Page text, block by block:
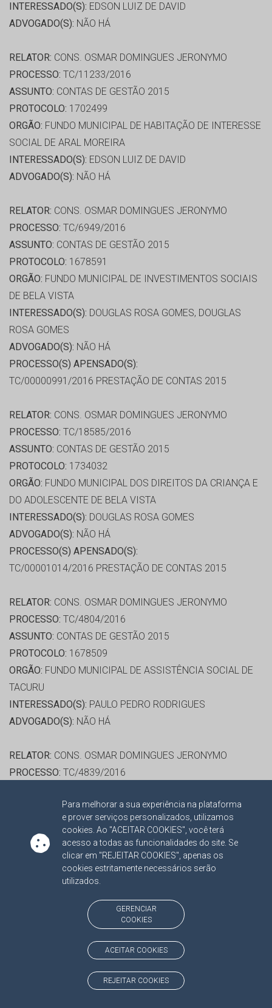
Para melhorar a sua experiência na plataforma
e prover serviços personalizados, utilizamos
cookies. Ao "ACEITAR COOKIES", você terá
acesso a todas as funcionalidades do site. Se
clicar em "REJEITAR COOKIES", apenas os
cookies estritamente necessários serão
utilizados.
GERENCIAR
COOKIES
ACEITAR COOKIES
REJEITAR COOKIES
INTERESSADO(S): EDSON LUIZ DE DAVID
ADVOGADO(S): NÃO HÁ
RELATOR: CONS. OSMAR DOMINGUES JERONYMO
PROCESSO: TC/11233/2016
ASSUNTO: CONTAS DE GESTÃO 2015
PROTOCOLO: 1702499
ORGÃO: FUNDO MUNICIPAL DE HABITAÇÃO DE INTERESSE
SOCIAL DE ARAL MOREIRA
INTERESSADO(S): EDSON LUIZ DE DAVID
ADVOGADO(S): NÃO HÁ
RELATOR: CONS. OSMAR DOMINGUES JERONYMO
PROCESSO: TC/6949/2016
ASSUNTO: CONTAS DE GESTÃO 2015
PROTOCOLO: 1678591
ORGÃO: FUNDO MUNICIPAL DE INVESTIMENTOS SOCIAIS
DE BELA VISTA
INTERESSADO(S): DOUGLAS ROSA GOMES, DOUGLAS
ROSA GOMES
ADVOGADO(S): NÃO HÁ
PROCESSO(S) APENSADO(S):
TC/00000991/2016 PRESTAÇÃO DE CONTAS 2015
RELATOR: CONS. OSMAR DOMINGUES JERONYMO
PROCESSO: TC/18585/2016
ASSUNTO: CONTAS DE GESTÃO 2015
PROTOCOLO: 1734032
ORGÃO: FUNDO MUNICIPAL DOS DIREITOS DA CRIANÇA E
DO ADOLESCENTE DE BELA VISTA
INTERESSADO(S): DOUGLAS ROSA GOMES
ADVOGADO(S): NÃO HÁ
PROCESSO(S) APENSADO(S):
TC/00001014/2016 PRESTAÇÃO DE CONTAS 2015
RELATOR: CONS. OSMAR DOMINGUES JERONYMO
PROCESSO: TC/4804/2016
ASSUNTO: CONTAS DE GESTÃO 2015
PROTOCOLO: 1678509
ORGÃO: FUNDO MUNICIPAL DE ASSISTÊNCIA SOCIAL DE
TACURU
INTERESSADO(S): PAULO PEDRO RODRIGUES
ADVOGADO(S): NÃO HÁ
RELATOR: CONS. OSMAR DOMINGUES JERONYMO
PROCESSO: TC/4839/2016
PROTOCOLO:1678510
FUNDO DE MANUTENÇÃO E DESENVOLVIMENTO
DA EDUCAÇÃO BÁSICA E DE VALORIZAÇÃO DOS
PROFISSIONAIS DA EDUCAÇÃO DE TACURU
INTERESSADO(S):PAULO PEDRO RODRIGUES
CONS. OSMAR DOMINGUES JERONYMO
TC/11389/2016
CONTAS DE GESTÃO 2015
1703630